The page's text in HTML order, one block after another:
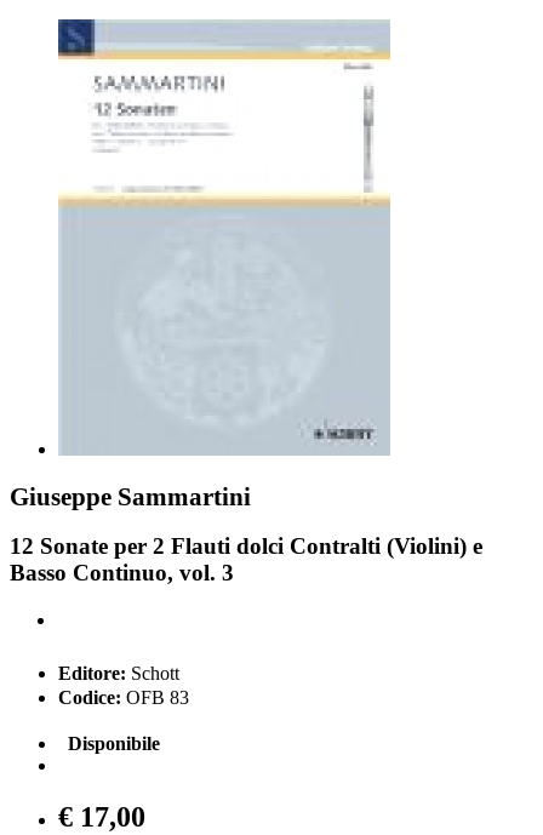
Giuseppe Sammartini
12 Sonate per 2 Flauti dolci Contralti (Violini) e
Basso Continuo, vol. 3
Editore: Schott
Codice: OFB 83
Disponibile
€ 17,00